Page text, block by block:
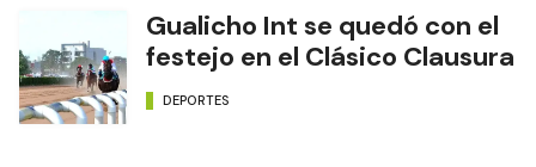
Gualicho Int se quedó con el
festejo en el Clásico Clausura
DEPORTES